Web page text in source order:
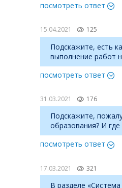
посмотреть ответ
15.04.2021 125
Подскажите, есть
выполнение работ
посмотреть ответ
31.03.2021 176
Подскажите,
образования? И
посмотреть ответ
17.03.2021 321
В разделе